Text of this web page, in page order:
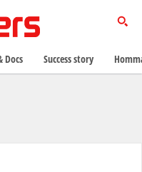
Docs Success story